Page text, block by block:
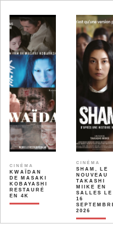
CINÉMA
KWAÏDAN
DE MASAKI
KOBAYASHI
RESTAURÉ
EN 4K
CINÉMA
SHAM, LE
NOUVEAU
TAKASHI
MIIKE EN
SALLES LE
16
2026